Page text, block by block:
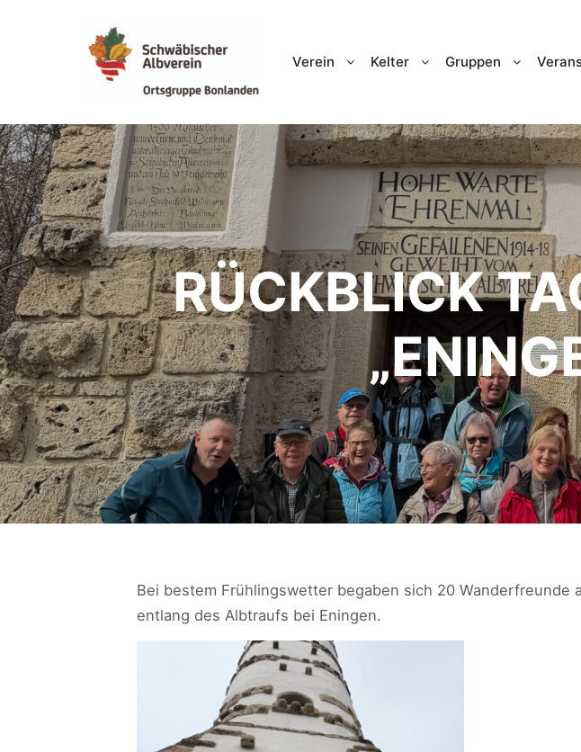
Verein Kelter Gruppen
RÜCKBLICK
Bei bestem Frühlingswetter begaben sich 20 Wanderfreunde
entlang des Albtraufs bei Eningen.